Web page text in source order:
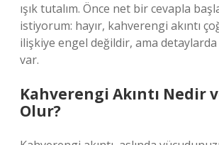
ışık tutalım. Önce net bir cevapla
istiyorum: hayır, kahverengi akıntı
ilişkiye engel değildir, ama
var.
Kahverengi Akıntı Nedir
Olur?